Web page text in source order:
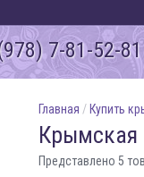
7-81-52-81
У нас
крымской
Главная / Купить
Крымская
Представлено 5